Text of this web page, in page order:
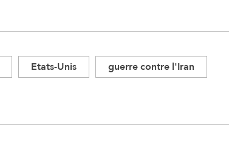
Etats-Unis
guerre contre l'Iran